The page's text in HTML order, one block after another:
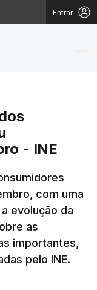
Entrar
- INE
com uma
evolução da
as
importantes,
pelo INE.